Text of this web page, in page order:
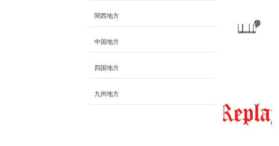
関西地方
中国地方
四国地方
九州地方